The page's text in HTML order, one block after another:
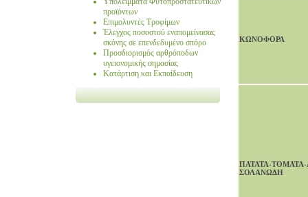
προϊόντων
Επιμολυντές Τροφίμων
Έλεγχος ποσοστού εναπομείνασας
σκόνης σε επενδεδυμένο σπόρο
Προσδιορισμός αρθρόποδων
υγειονομικής σημασίας
Κατάρτιση και Εκπαίδευση
ΚΩΝΟΦΟΡΑ
ΠΑΤΑΤΑ-
ΣΟΛΑΝΩΔΗ